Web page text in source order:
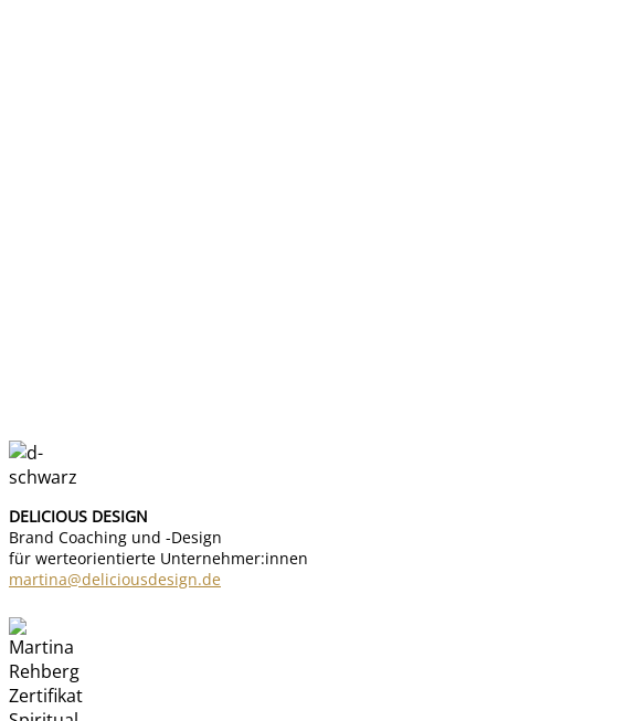
DELICIOUS DESIGN
Brand Coaching und -Design
für werteorientierte Unternehmer:innen
martina@deliciousdesign.de